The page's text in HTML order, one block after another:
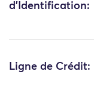
d'Identification:
Ligne de Crédit: